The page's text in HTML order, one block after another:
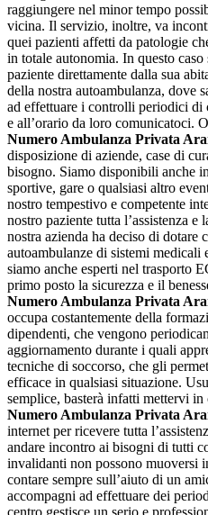
raggiungere nel minor tempo
vicina. Il servizio, inoltre, va
quei pazienti affetti da patologie
in totale autonomia. In questo
paziente direttamente dalla sua
della nostra autoambulanza, dove
ad effettuare i controlli periodici di
e all’orario da loro comunicatoci.
Numero Ambulanza Privata
disposizione di aziende, case di
bisogno. Siamo disponibili anche
sportive, gare o qualsiasi altro
nostro tempestivo e competente
nostro paziente tutta l’assistenza e
nostra azienda ha deciso di dotare
autoambulanze di sistemi medicali
siamo anche esperti nel trasporto
primo posto la sicurezza e il
Numero Ambulanza Privata
occupa costantemente della
dipendenti, che vengono
aggiornamento durante i quali
tecniche di soccorso, che gli
efficace in qualsiasi situazione.
semplice, basterà infatti mettervi
Numero Ambulanza Privata
internet per ricevere tutta
andare incontro ai bisogni di tutti
invalidanti non possono muoversi
contare sempre sull’aiuto di un
accompagni ad effettuare dei